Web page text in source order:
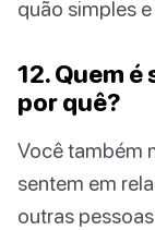
quão simples
12. Quem
por quê?
Você também
sentem em
outras